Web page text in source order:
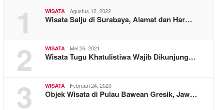
1 WISATA Agustus 12, 2022
Wisata Salju di Surabaya, Alamat dan Har…
2 WISATA Mei 26, 2021
Wisata Tugu Khatulistiwa Wajib Dikunjung…
3 WISATA Februari 24, 2020
Objek Wisata di Pulau Bawean Gresik, Jaw…